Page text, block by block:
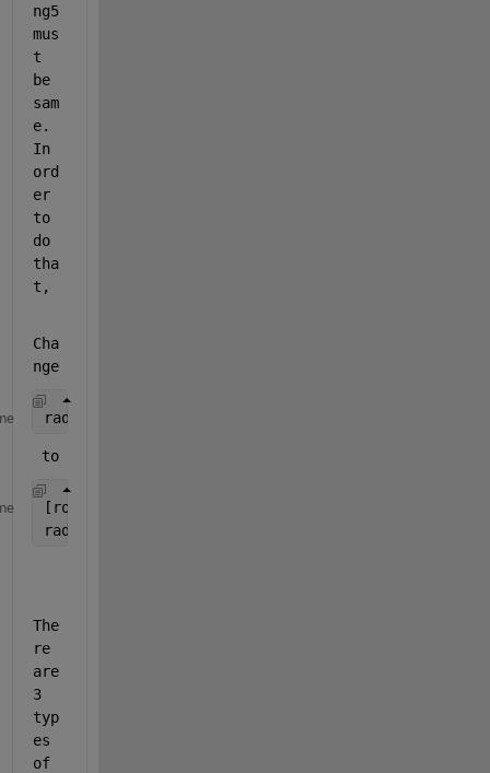
ng5
mus
t
be
sam
e.
In
ord
er
to
do
tha
t,
Cha
nge
radiiStrong5 = radii(1:3);
to
[rowsInCentersMatrix , ~] = size(centersStrong5)
radiiStrong5 = radii(1:rowsInCentersMatrix);
The
re
are
3
typ
es
of